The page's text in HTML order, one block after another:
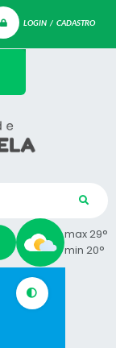
LOGIN / CADASTRO
max 29°
min 20°